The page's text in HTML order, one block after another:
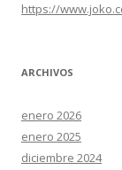
https://
ARCHIVOS
enero 2026
enero 2025
diciembre 2024